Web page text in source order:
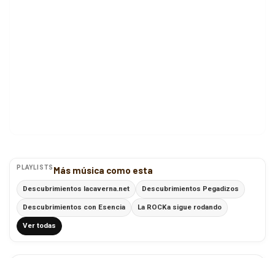
PLAYLISTS Más música como esta
Descubrimientos lacaverna.net Descubrimientos Pegadizos
Descubrimientos con Esencia La ROCKa sigue rodando
Ver todas